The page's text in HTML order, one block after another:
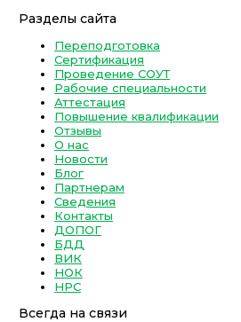
Разделы сайта
Переподготовка
Сертификация
Проведение СОУТ
Рабочие специальности
Аттестация
Повышение квалификации
Отзывы
О нас
Новости
Блог
Партнерам
Сведения
Контакты
ДОПОГ
БДД
ВИК
НОК
НРС
Всегда на связи